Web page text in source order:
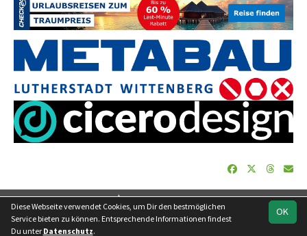
soccero.de
OK
Diese Webseite verwendet Cookies, um Dir den bestmöglichen
Service bieten zu können. Entsprechende Informationen findest
Du unter Datenschutz.